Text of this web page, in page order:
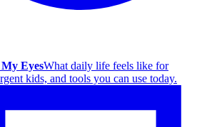
EyesWhat daily life feels like for
kids, and tools you can use today.